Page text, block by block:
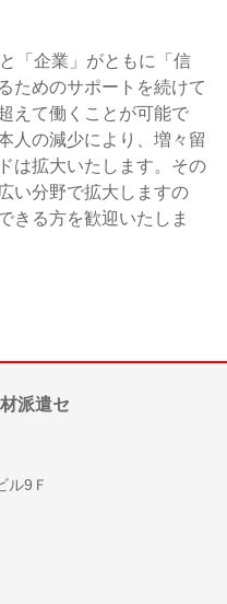
「企業」がともに「信
ためのサポートを続けて
えて働くことが可能で
人の減少により、増々留
は拡大いたします。その
い分野で拡大しますの
きる方を歓迎いたしま
派遣セ
ル9Ｆ